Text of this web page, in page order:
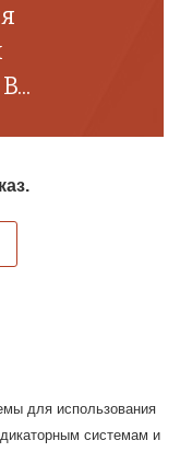
для использования
системам и